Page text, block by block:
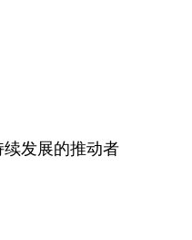
发展的推动者